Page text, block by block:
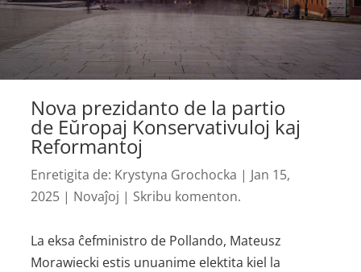
Nova prezidanto de la partio
de Eŭropaj Konservativuloj kaj
Reformantoj
Enretigita de: Krystyna Grochocka | Jan 15,
2025 | Novaĵoj | Skribu komenton.
La eksa ĉefministro de Pollando, Mateusz
Morawiecki estis unuanime elektita kiel la